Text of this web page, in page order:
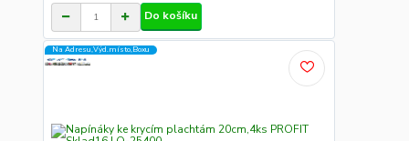
Do košíku
Na Adresu,Výd.místo,Boxu